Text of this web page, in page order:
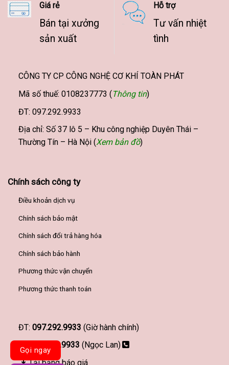
Giá rẻ
Bán tại xưởng
sản xuất
Hỗ trợ
Tư vấn nhiệt
tình
CÔNG TY CP CÔNG NGHỆ CƠ KHÍ TOÀN PHÁT
Mã số thuế: 0108237773 (Thông tin)
ĐT: 097.292.9933
Địa chỉ: Số 37 lô 5 – Khu công nghiệp Duyên Thái –
Thường Tín – Hà Nội (Xem bản đồ)
Chính sách công ty
Điều khoản dịch vụ
Chính sách bảo mật
Chính sách đổi trả hàng hóa
Chính sách bảo hành
Phương thức vận chuyển
Phương thức thanh toán
ĐT: 097.292.9933 (Giờ hành chính)
097.292.9933 (Ngọc Lan)
Tải bảng báo giá
Gọi ngay